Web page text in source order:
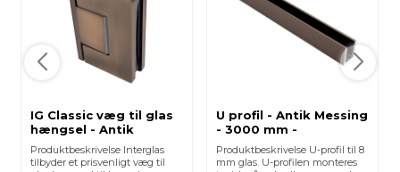
IG Classic væg til glas
hængsel - Antik
Messing - 1 stk.
Produktbeskrivelse Interglas
tilbyder et prisvenligt væg til
U profil - Antik Messing
- 3000 mm -
19x14,3x19x2 mm
Produktbeskrivelse U-profil til 8
mm glas. U-profilen monteres